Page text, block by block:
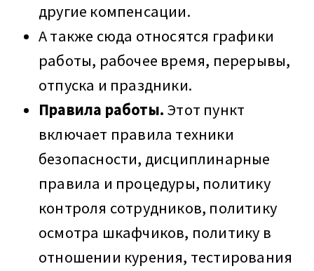
другие компенсации.
А также сюда относятся графики
работы, рабочее время, перерывы,
отпуска и праздники.
Правила работы. Этот пункт
включает правила техники
безопасности, дисциплинарные
правила и процедуры, политику
контроля сотрудников, политику
осмотра шкафчиков, политику в
отношении курения, тестирования